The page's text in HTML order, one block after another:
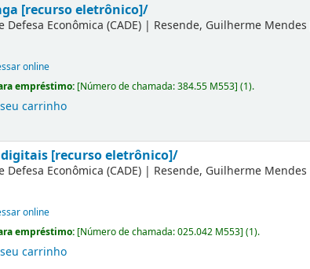
[recurso eletrônico]/
Econômica (CADE) | Resende, Guilherme Mendes
online
empréstimo: [Número de chamada:384.55 M553](1).
carrinho
[recurso eletrônico]/
Econômica (CADE) | Resende, Guilherme Mendes
online
empréstimo: [Número de chamada:025.042 M553](1).
carrinho